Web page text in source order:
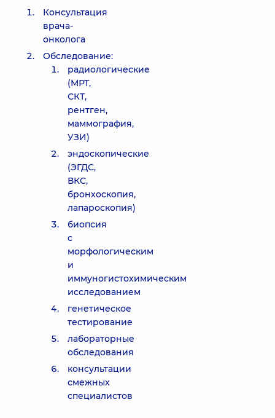
Консультация
врача-
онколога
Обследование:
радиологические
(МРТ,
СКТ,
рентген,
маммография,
УЗИ)
эндоскопические
(ЭГДС,
ВКС,
бронхоскопия,
лапароскопия)
биопсия
с
морфологическим
и
иммуногистохимическим
исследованием
генетическое
тестирование
лабораторные
обследования
консультации
смежных
специалистов